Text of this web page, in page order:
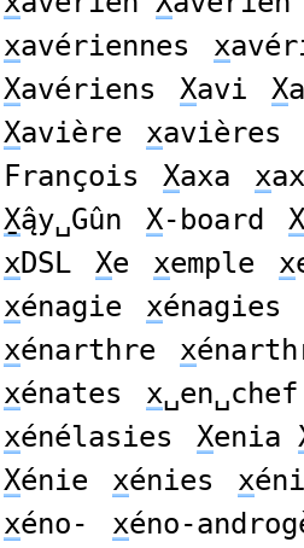
xavériennes x
Xavériens Xavi X
Xavière xavières
François
Xaxa x
X̱ą̂y␣Gûn X-board X
xDSL Xe xemple x
xénagie xénagies
xénarthre x
xénates x␣en␣chef
xénélasies Xenia
Xénie xénies x
xéno- xéno-